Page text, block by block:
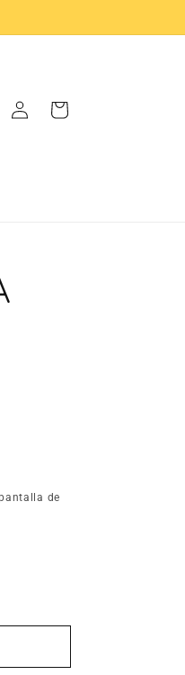
sesión
Carrito
de